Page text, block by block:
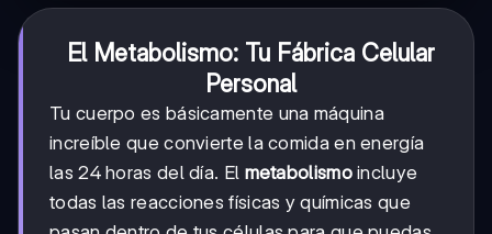
El Metabolismo: Tu Fábrica Celular
Personal
Tu cuerpo es básicamente una máquina
increíble que convierte la comida en energía
las 24 horas del día. El metabolismoincluye
todas las reacciones físicas y químicas que